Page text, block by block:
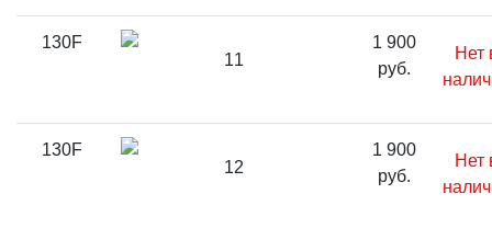
130F
11
1 900
руб.
Нет
130F
12
1 900
руб.
Нет